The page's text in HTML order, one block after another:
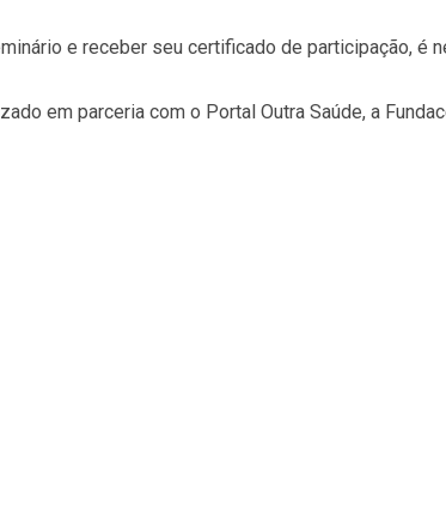
e receber seu certificado de participação, é
em parceria com o Portal Outra Saúde, a